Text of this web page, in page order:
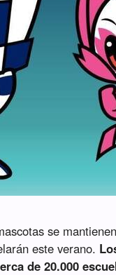
se
este verano.
de 20.000